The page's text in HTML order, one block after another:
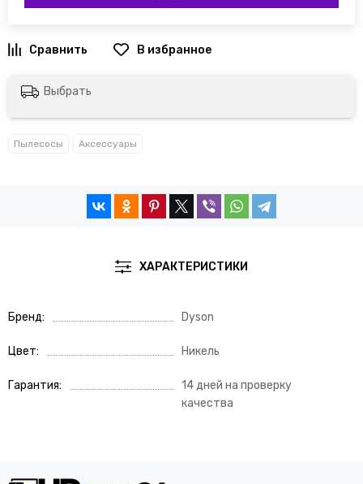
Выбрать
Пылесосы Аксессуары
ХАРАКТЕРИСТИКИ
Бренд Dyson
Цвет Никель
Гарантия
14 дней на проверку
качества